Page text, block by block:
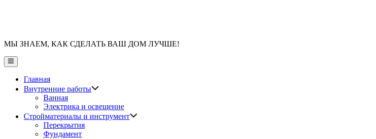
МЫ ЗНАЕМ, КАК СДЕЛАТЬ ВАШ ДОМ ЛУЧШЕ!
Главное
меню
Главная
Внутренние работы
Ванная
Электрика и освещение
Стройматериалы и инструмент
Перекрытия
Фундамент